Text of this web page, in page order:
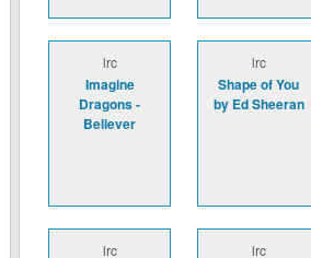
lrc
Imagine
Dragons -
Believer
lrc
Shape of You
by Ed Sheeran
lrc lrc